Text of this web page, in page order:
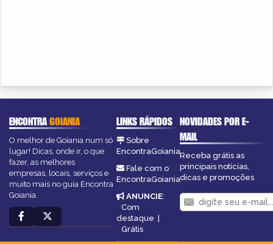
ENCONTRAGOIANIA
O melhor de Goiania num só
lugar! Dicas, onde ir, o que
fazer, as melhores
empresas, locais, serviços e
muito mais no guia Encontra
Goiania.
LINKS RÁPIDOS
Sobre
EncontraGoiania
Fale com o
EncontraGoiania
ANUNCIE:
Com
destaque |
Grátis
NOVIDADES POR E-
MAIL
Receba grátis as
principais notícias,
dicas e promoções